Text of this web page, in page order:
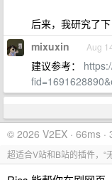
后来，我研究了
mixuxin Aug
建议参考：
© 2026 V2EX · 66ms ·
超适合V站和B站的插件，“